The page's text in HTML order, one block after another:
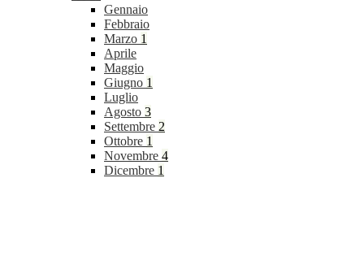
Gennaio
Febbraio
Marzo 1
Aprile
Maggio
Giugno 1
Luglio
Agosto 3
Settembre 2
Ottobre 1
Novembre 4
Dicembre 1